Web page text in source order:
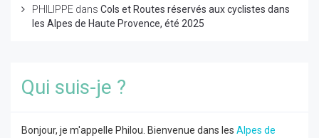
PHILIPPE dans Cols et Routes réservés aux cyclistes dans
les Alpes de Haute Provence, été 2025
Qui suis-je ?
Bonjour, je m'appelle Philou. Bienvenue dans les Alpes de